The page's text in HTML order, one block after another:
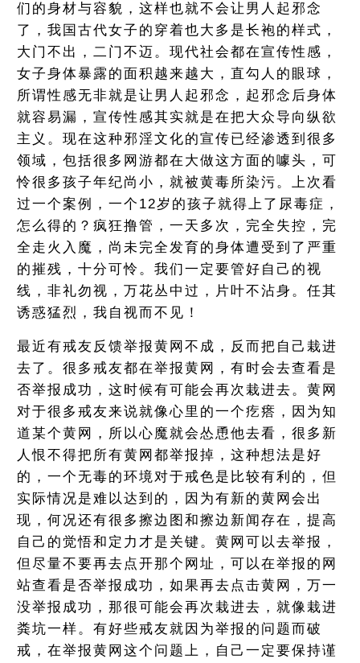
们的身材与容貌，这样也就不会让男人起邪念
了，我国古代女子的穿着也大多是长袍的样式，
大门不出，二门不迈。现代社会都在宣传性感，
女子身体暴露的面积越来越大，直勾人的眼球，
所谓性感无非就是让男人起邪念，起邪念后身体
就容易漏，宣传性感其实就是在把大众导向纵欲
主义。现在这种邪淫文化的宣传已经渗透到很多
领域，包括很多网游都在大做这方面的噱头，可
怜很多孩子年纪尚小，就被黄毒所染污。上次看
过一个案例，一个12岁的孩子就得上了尿毒症，
怎么得的？疯狂撸管，一天多次，完全失控，完
全走火入魔，尚未完全发育的身体遭受到了严重
的摧残，十分可怜。我们一定要管好自己的视
线，非礼勿视，万花丛中过，片叶不沾身。任其
诱惑猛烈，我自视而不见！
最近有戒友反馈举报黄网不成，反而把自己栽进
去了。很多戒友都在举报黄网，有时会去查看是
否举报成功，这时候有可能会再次栽进去。黄网
对于很多戒友来说就像心里的一个疙瘩，因为知
道某个黄网，所以心魔就会怂恿他去看，很多新
人恨不得把所有黄网都举报掉，这种想法是好
的，一个无毒的环境对于戒色是比较有利的，但
实际情况是难以达到的，因为有新的黄网会出
现，何况还有很多擦边图和擦边新闻存在，提高
自己的觉悟和定力才是关键。黄网可以去举报，
但尽量不要再去点开那个网址，可以在举报的网
站查看是否举报成功，如果再去点击黄网，万一
没举报成功，那很可能会再次栽进去，就像栽进
粪坑一样。有好些戒友就因为举报的问题而破
戒，在举报黄网这个问题上，自己一定要保持谨